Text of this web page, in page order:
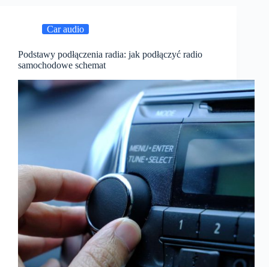
Car audio
Podstawy podłączenia radia: jak podłączyć radio
samochodowe schemat